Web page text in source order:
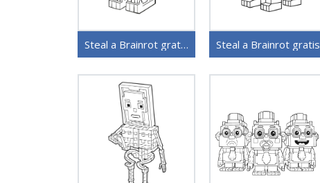
Steal a Brainrot gratis utskrivbar Steal a Brainrot gratis